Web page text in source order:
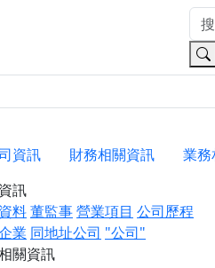
資訊 財務相關資訊 業
訊
料董監事營業項目 公司歷程
業 同地址公司 "公司"
關資訊